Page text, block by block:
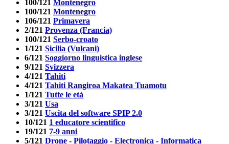
100/121 Montenegro
100/121 Montenegro
106/121 Primavera
2/121 Provenza (Francia)
100/121 Serbo-croato
1/121 Sicilia (Vulcani)
6/121 Soggiorno linguistica inglese
9/121 Svizzera
4/121 Tahiti
4/121 Tahiti Rangiroa Makatea Tuamotu
1/121 Tutte le età
3/121 Usa
3/121 Uscita del software SPIP 2.0
10/121 1 educatore scientifico
19/121 7-9 anni
5/121 Drone - Pilotaggio - Electronica - Informatica